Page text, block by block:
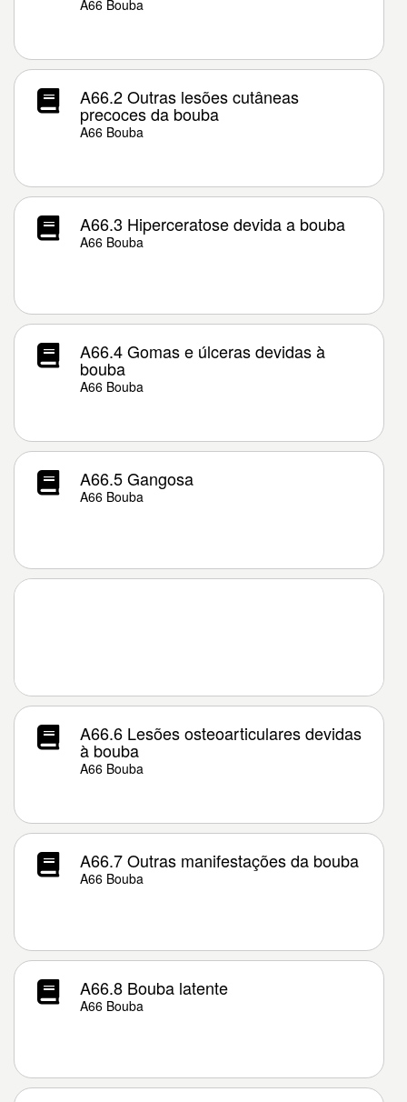
A66 Bouba
A66.2 Outras lesões cutâneas
precoces da bouba
A66 Bouba
A66.3 Hiperceratose devida a bouba
A66 Bouba
A66.4 Gomas e úlceras devidas à
bouba
A66 Bouba
A66.5 Gangosa
A66 Bouba
A66.6 Lesões osteoarticulares devidas
à bouba
A66 Bouba
A66.7 Outras manifestações da bouba
A66 Bouba
A66.8 Bouba latente
A66 Bouba